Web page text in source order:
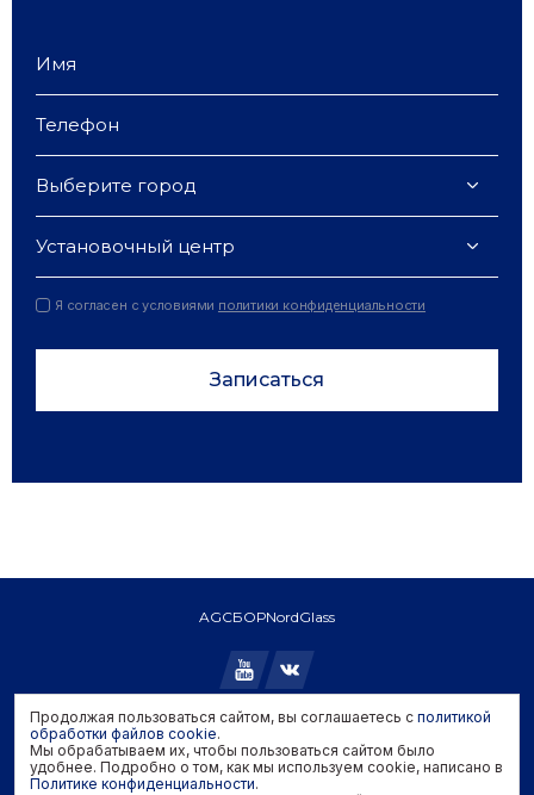
Выберите город
Установочный центр
Я согласен с условиями политики конфиденциальности
Записаться
AGCБОРNordGlass
Copyright © 2026 AGC. All rights reserved.
Политика конфиденциальности
Политика обработки файлов cookie
Продолжая пользоваться сайтом, вы соглашаетесь с политикой
обработки файлов cookie.
Мы обрабатываем их, чтобы пользоваться сайтом было
удобнее. Подробно о том, как мы используем cookie, написано в
Политике конфиденциальности.